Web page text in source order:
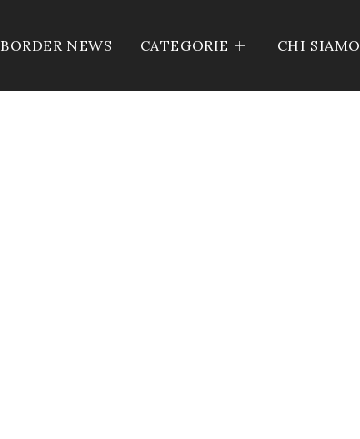
BORDER NEWS CATEGORIE CHI SIAMO